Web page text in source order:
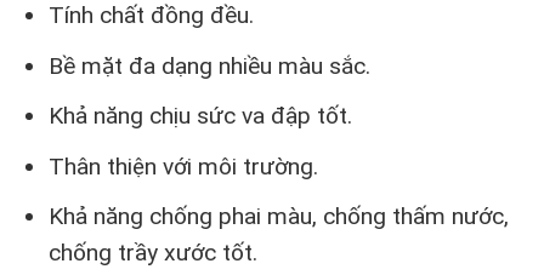
Tính chất đồng đều.
Bề mặt đa dạng nhiều màu sắc.
Khả năng chịu sức va đập tốt.
Thân thiện với môi trường.
Khả năng chống phai màu, chống thấm nước,
chống trầy xước tốt.